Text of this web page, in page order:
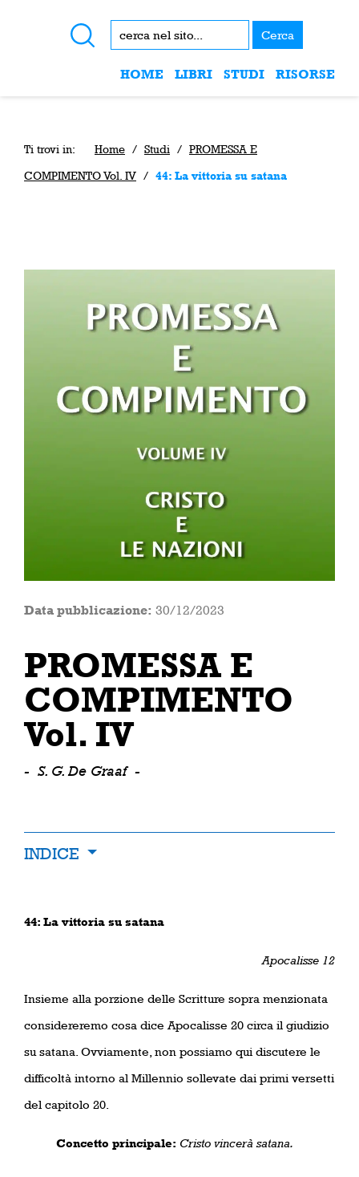
Cerca
HOME LIBRI STUDI RISORSE
Ti trovi in: Home / Studi / PROMESSA E
COMPIMENTO Vol. IV / 44: La vittoria su satana
Data pubblicazione: 30/12/2023
PROMESSA E
COMPIMENTO
Vol. IV
- S. G. De Graaf -
INDICE
44: La vittoria su satana
Apocalisse 12
Insieme alla porzione delle Scritture sopra menzionata
considereremo cosa dice Apocalisse 20 circa il giudizio
su satana. Ovviamente, non possiamo qui discutere le
difficoltà intorno al Millennio sollevate dai primi versetti
del capitolo 20.
Concetto principale: Cristo vincerà satana.